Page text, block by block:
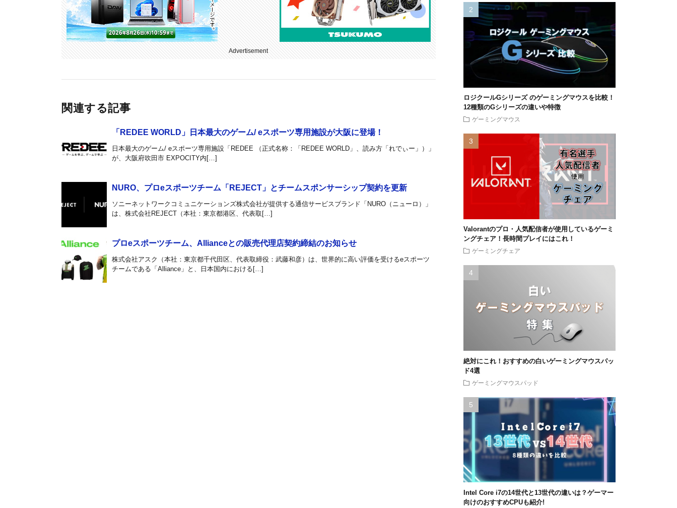
Advertisement
関連する記事
「REDEE WORLD」日本最大のゲーム/ eスポーツ専用施設が大阪に登場！
日本最大のゲーム/ eスポーツ専用施設「REDEE （正式名称：「REDEE WORLD」、読み方「れでぃー」）」
が、大阪府吹田市 EXPOCITY内[…]
NURO、プロeスポーツチーム「REJECT」とチームスポンサーシップ契約を更新
ソニーネットワークコミュニケーションズ株式会社が提供する通信サービスブランド「NURO（ニューロ）」
は、株式会社REJECT（本社：東京都港区、代表取[…]
プロeスポーツチーム、Allianceとの販売代理店契約締結のお知らせ
株式会社アスク（本社：東京都千代田区、代表取締役：武藤和彦）は、世界的に高い評価を受けるeスポーツ
チームである「Alliance」と、日本国内における[…]
ロジクールGシリーズ のゲーミングマウスを比較！
12種類のGシリーズの違いや特徴
ゲーミングマウス
Valorantのプロ・人気配信者が使用しているゲーミ
ングチェア！長時間プレイにはこれ！
ゲーミングチェア
絶対にこれ！おすすめの白いゲーミングマウスパッ
ド4選
ゲーミングマウスパッド
Intel Core i7の14世代と13世代の違いは？ゲーマー
向けのおすすめCPUも紹介!